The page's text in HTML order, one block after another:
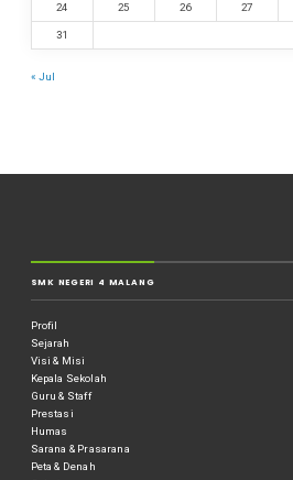
24 25 26 27
31
« Jul
SMK NEGERI 4 MALANG
Profil
Sejarah
Visi & Misi
Kepala Sekolah
Guru & Staff
Prestasi
Humas
Sarana & Prasarana
Peta & Denah